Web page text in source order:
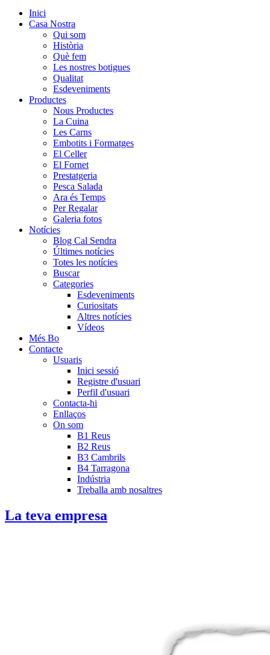
Inici
Casa Nostra
Qui som
Història
Què fem
Les nostres botigues
Qualitat
Esdeveniments
Productes
Nous Productes
La Cuina
Les Carns
Embotits i Formatges
El Celler
El Fornet
Prestatgeria
Pesca Salada
Ara és Temps
Per Regalar
Galeria fotos
Notícies
Blog Cal Sendra
Últimes notícies
Totes les notícies
Buscar
Categories
Esdeveniments
Curiositats
Altres notícies
Vídeos
Més Bo
Contacte
Usuaris
Inici sessió
Registre d'usuari
Perfil d'usuari
Contacta-hi
Enllaços
On som
B1 Reus
B2 Reus
B3 Cambrils
B4 Tarragona
Indústria
Treballa amb nosaltres
La teva empresa